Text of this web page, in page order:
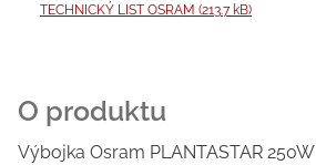
TECHNICKÝ LIST OSRAM (213.7 kB)
Výbojka Osram PLANTASTAR 250W